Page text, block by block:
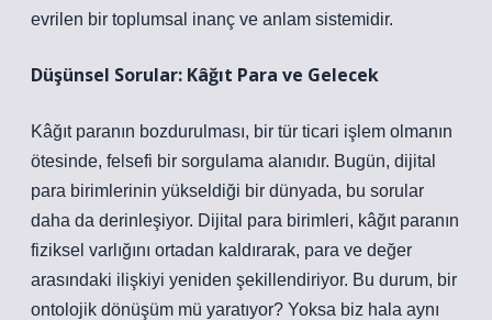
evrilen bir toplumsal inanç ve anlam sistemidir.
Düşünsel Sorular: Kâğıt Para ve Gelecek
Kâğıt paranın bozdurulması, bir tür ticari işlem olmanın
ötesinde, felsefi bir sorgulama alanıdır. Bugün, dijital
para birimlerinin yükseldiği bir dünyada, bu sorular
daha da derinleşiyor. Dijital para birimleri, kâğıt paranın
fiziksel varlığını ortadan kaldırarak, para ve değer
arasındaki ilişkiyi yeniden şekillendiriyor. Bu durum, bir
ontolojik dönüşüm mü yaratıyor? Yoksa biz hala aynı